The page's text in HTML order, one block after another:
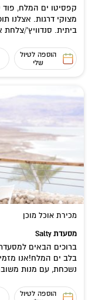
קפסיטו ים המלח,
מצוקי דרגות. אצלנו
ביתית. סנדוויץ'/צלחת
הוספה לטיול
שלי
מכירת אוכל מוכן
מסעדת Salty
בלב ים המלח!אנו
נשכחת, עם מנות
הוספה לטיול